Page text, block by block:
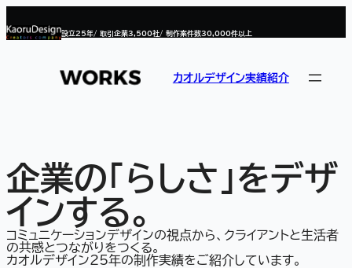
設立25年/ 取引企業3,500社/ 制作案件数30,000件以上
カオルデザイン実績紹介
企業の「らしさ」をデザ
インする。
コミュニケーションデザインの視点から、クライアントと生活者
の共感とつながりをつくる。
カオルデザイン25年の制作実績をご紹介しています。